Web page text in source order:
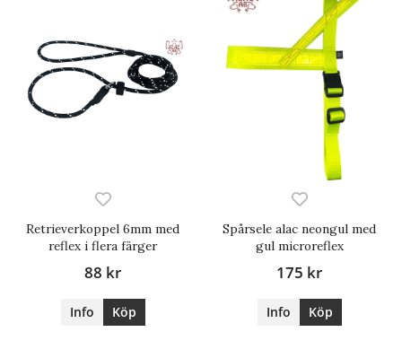
Retrieverkoppel 6mm med
reflex i flera färger
88 kr
Info Köp
Spårsele alac neongul med
gul microreflex
175 kr
Info Köp